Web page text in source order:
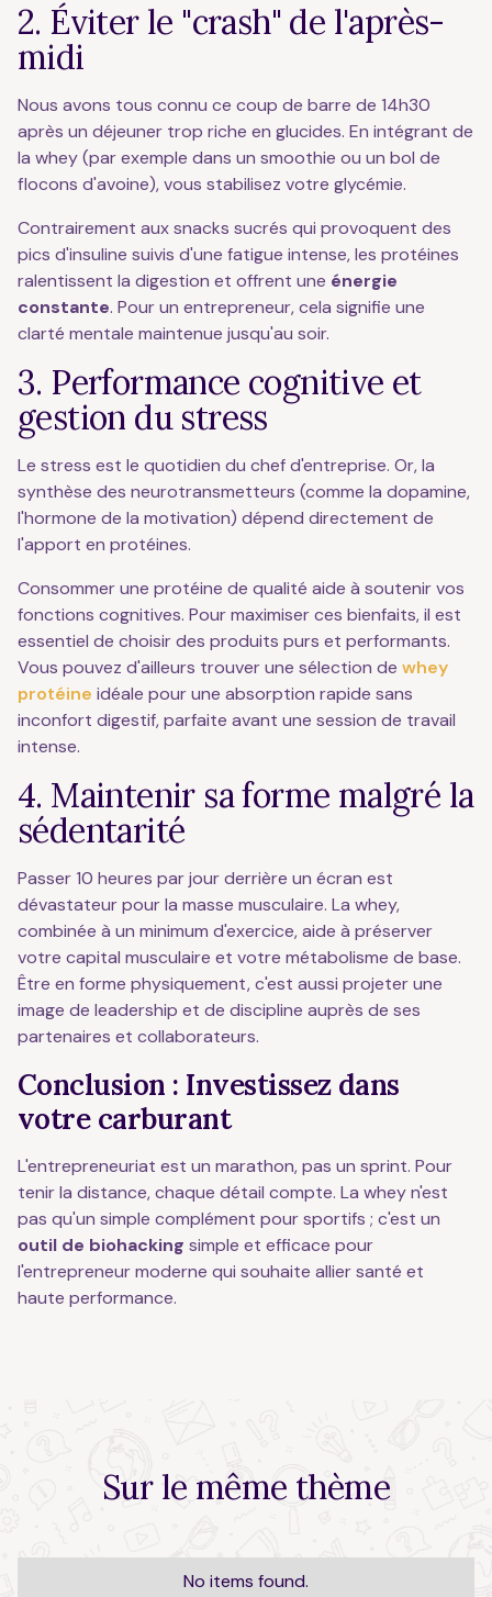
2. Éviter le "crash" de l'après-
midi
Nous avons tous connu ce coup de barre de 14h30
après un déjeuner trop riche en glucides. En intégrant de
la whey (par exemple dans un smoothie ou un bol de
flocons d'avoine), vous stabilisez votre glycémie.
Contrairement aux snacks sucrés qui provoquent des
pics d'insuline suivis d'une fatigue intense, les protéines
ralentissent la digestion et offrent une énergie
constante. Pour un entrepreneur, cela signifie une
clarté mentale maintenue jusqu'au soir.
3. Performance cognitive et
gestion du stress
Le stress est le quotidien du chef d'entreprise. Or, la
synthèse des neurotransmetteurs (comme la dopamine,
l'hormone de la motivation) dépend directement de
l'apport en protéines.
Consommer une protéine de qualité aide à soutenir vos
fonctions cognitives. Pour maximiser ces bienfaits, il est
essentiel de choisir des produits purs et performants.
Vous pouvez d'ailleurs trouver une sélection de whey
protéine idéale pour une absorption rapide sans
inconfort digestif, parfaite avant une session de travail
intense.
4. Maintenir sa forme malgré la
sédentarité
Passer 10 heures par jour derrière un écran est
dévastateur pour la masse musculaire. La whey,
combinée à un minimum d'exercice, aide à préserver
votre capital musculaire et votre métabolisme de base.
Être en forme physiquement, c'est aussi projeter une
image de leadership et de discipline auprès de ses
partenaires et collaborateurs.
Conclusion : Investissez dans
votre carburant
L'entrepreneuriat est un marathon, pas un sprint. Pour
tenir la distance, chaque détail compte. La whey n'est
pas qu'un simple complément pour sportifs ; c'est un
outil de biohacking simple et efficace pour
l'entrepreneur moderne qui souhaite allier santé et
haute performance.
Sur le même thème
No items found.